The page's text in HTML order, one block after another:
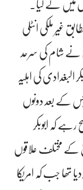
غیر ملکی انٹلی
نے شام کی سرحد
کی اہلیہ
کے بعد دونوں
کہ ابوبکر
مختلف علاقوں
تھا جب کہ امریکا